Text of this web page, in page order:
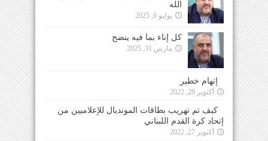
الله
يوليو 6, 2025
كل إناء بما فيه ينضح
مارس 31, 2025
إتهام خطير
أكتوبر 28, 2022
كيف تم تهريب بطاقات المونديال للإعلاميين من
إتحاد كرة القدم اللبناني
أكتوبر 27, 2022